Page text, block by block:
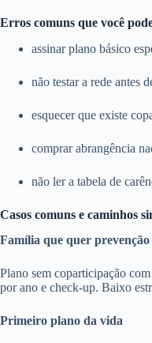
Erros comuns que você
assinar plano básico
não testar a rede antes
esquecer que existe
comprar abrangência
não ler a tabela de
Casos comuns e caminhos
Família que quer prevenção
Plano sem coparticipação
por ano e check-up. Baixo
Primeiro plano da vida